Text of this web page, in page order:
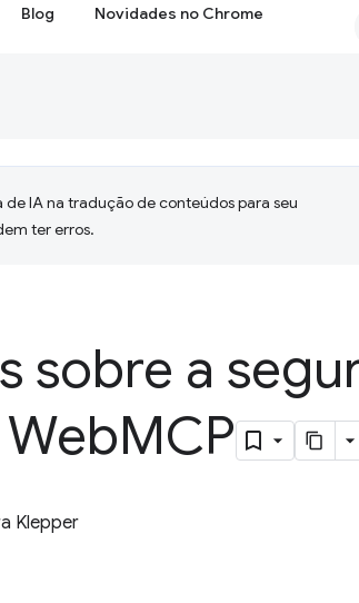
Blog Novidades no Chrome
IA na tradução de conteúdos para seu
ter erros.
sobre a
MCP
Klepper